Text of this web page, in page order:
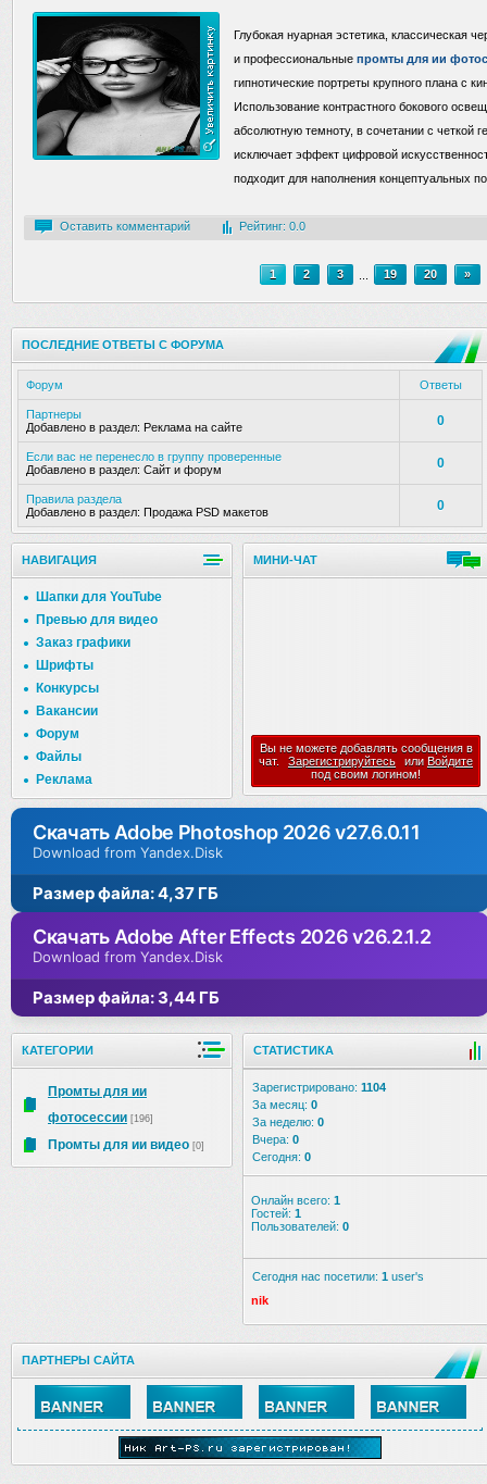
Глубокая нуарная эстетика, классическая
и профессиональные промты для ии
гипнотические портреты крупного плана с
Использование контрастного бокового
абсолютную темноту, в сочетании с четкой
исключает эффект цифровой
подходит для наполнения концептуальных
Оставить комментарий Рейтинг: 0.0
1 2 3 19 20 »
ПОСЛЕДНИЕ ОТВЕТЫ С ФОРУМА
Форум Ответы
Партнеры
Добавлено в раздел: Реклама на сайте 0
Если вас не перенесло в группу проверенные
Добавлено в раздел: Сайт и форум 0
Правила раздела
Добавлено в раздел: Продажа PSD макетов 0
НАВИГАЦИЯ
Шапки для YouTube
Превью для видео
Заказ графики
Шрифты
Конкурсы
Вакансии
Форум
Файлы
Реклама
МИНИ-ЧАТ
Вы не можете добавлять сообщения в
чат.
Зарегистрируйтесь или Войдите
под своим логином!
Скачать Adobe Photoshop 2026 v27.6.0.11
Download from Yandex.Disk
Размер файла: 4,37 ГБ
Скачать Adobe After Effects 2026 v26.2.1.2
Download from Yandex.Disk
Размер файла: 3,44 ГБ
КАТЕГОРИИ
Промты для ии
фотосессии [196]
Промты для ии видео [0]
СТАТИСТИКА
Зарегистрировано: 1104
За месяц: 0
За неделю: 0
Вчера: 0
Сегодня: 0
Онлайн всего: 1
Гостей: 1
Пользователей: 0
Сегодня нас посетили: 1 user's
nik
ПАРТНЕРЫ САЙТА